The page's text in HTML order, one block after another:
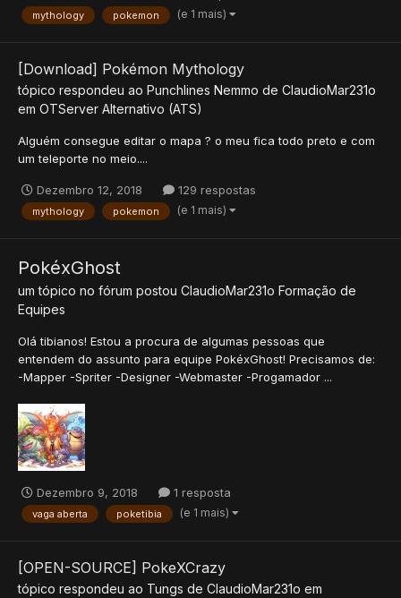
mythology pokemon (e 1 mais)
[Download] Pokémon Mythology
tópico respondeu ao Punchlines Nemmo de ClaudioMar231o
em OTServer Alternativo (ATS)
Alguém consegue editar o mapa ? o meu fica todo preto e com
um teleporte no meio....
Dezembro 12, 2018 129 respostas
mythology pokemon (e 1 mais)
PokéxGhost
um tópico no fórum postou ClaudioMar231o Formação de
Equipes
Olá tibianos! Estou a procura de algumas pessoas que
entendem do assunto para equipe PokéxGhost! Precisamos de:
-Mapper -Spriter -Designer -Webmaster -Progamador ...
Dezembro 9, 2018 1 resposta
vaga aberta poketibia (e 1 mais)
[OPEN-SOURCE] PokeXCrazy
tópico respondeu ao Tungs de ClaudioMar231o em